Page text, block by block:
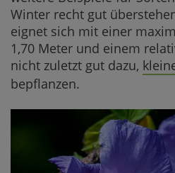
Winter recht gut
eignet sich mit einer
1,70 Meter und einem
nicht zuletzt gut dazu,
bepflanzen.